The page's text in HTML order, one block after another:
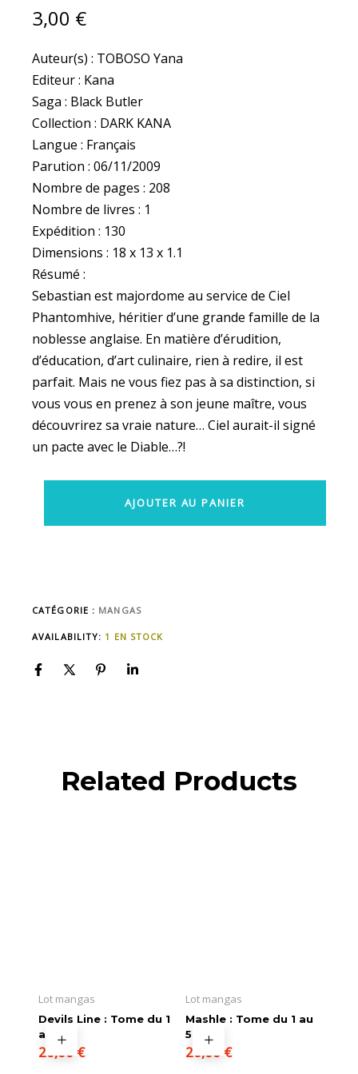
3,00 €
Auteur(s) : TOBOSO Yana
Editeur : Kana
Saga : Black Butler
Collection : DARK KANA
Langue : Français
Parution : 06/11/2009
Nombre de pages : 208
Nombre de livres : 1
Expédition : 130
Dimensions : 18 x 13 x 1.1
Résumé :
Sebastian est majordome au service de Ciel
Phantomhive, héritier d’une grande famille de la
noblesse anglaise. En matière d’érudition,
d’éducation, d’art culinaire, rien à redire, il est
parfait. Mais ne vous fiez pas à sa distinction, si
vous vous en prenez à son jeune maître, vous
découvrirez sa vraie nature… Ciel aurait-il signé
un pacte avec le Diable…?!
AJOUTER AU PANIER
CATÉGORIE : MANGAS
AVAILABILITY: 1 EN STOCK
Related Products
Lot mangas
Devils Line : Tome du 1
au 5
20,00 €
Lot mangas
Mashle : Tome du 1 au
5
20,00 €